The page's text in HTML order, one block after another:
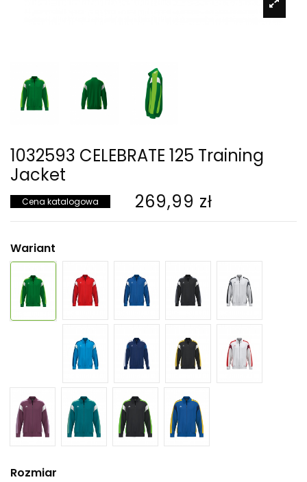
1032593 CELEBRATE 125 Training
Jacket
Cena katalogowa 269,99 zł
Wariant
Rozmiar